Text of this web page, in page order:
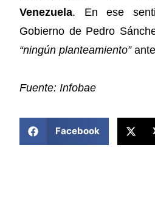
Venezuela. En ese
Gobierno de Pedro
“ningún planteamiento”
Fuente: Infobae
Facebook